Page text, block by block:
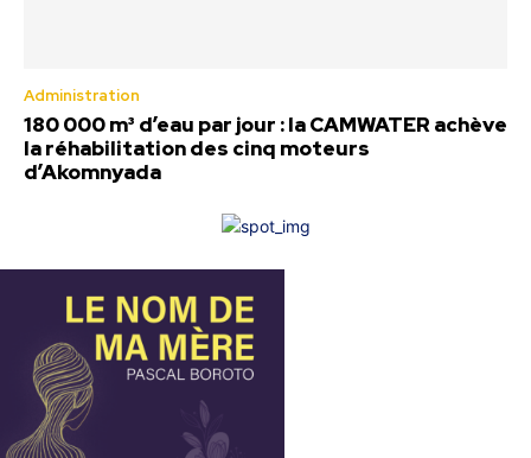
Administration
180 000 m³ d’eau par jour : la CAMWATER achève
la réhabilitation des cinq moteurs
d’Akomnyada